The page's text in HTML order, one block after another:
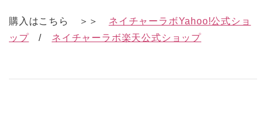
購入はこちら ＞＞ ネイチャーラボYahoo!公式ショ
ップ/ ネイチャーラボ楽天公式ショップ